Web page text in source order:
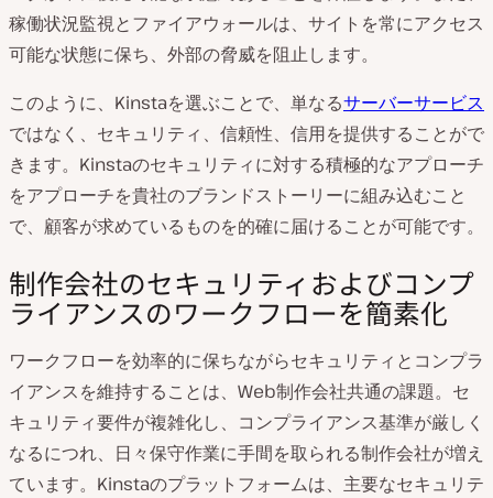
稼働状況監視とファイアウォールは、サイトを常にアクセス
可能な状態に保ち、外部の脅威を阻止します。
このように、Kinstaを選ぶことで、単なるサーバーサービス
ではなく、セキュリティ、信頼性、信用を提供することがで
きます。Kinstaのセキュリティに対する積極的なアプローチ
をアプローチを貴社のブランドストーリーに組み込むこと
で、顧客が求めているものを的確に届けることが可能です。
制作会社のセキュリティおよびコンプ
ライアンスのワークフローを簡素化
ワークフローを効率的に保ちながらセキュリティとコンプラ
イアンスを維持することは、Web制作会社共通の課題。セ
キュリティ要件が複雑化し、コンプライアンス基準が厳しく
なるにつれ、日々保守作業に手間を取られる制作会社が増え
ています。Kinstaのプラットフォームは、主要なセキュリテ